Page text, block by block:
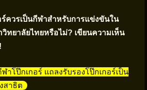
ควรเป็นกีฬาสำหรับการแข่งขันใน
วิทยาลัยไทยหรือไม่? เขียนความเห็น
าโป๊กเกอร์ แถลงรับรองโป๊กเกอร์เป็น
สาธิต